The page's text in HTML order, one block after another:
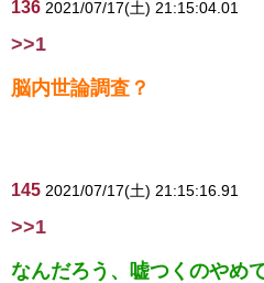
136 2021/07/17(土) 21:15:04.01
>>1
脳内世論調査？
145 2021/07/17(土) 21:15:16.91
>>1
なんだろう、嘘つくのやめ